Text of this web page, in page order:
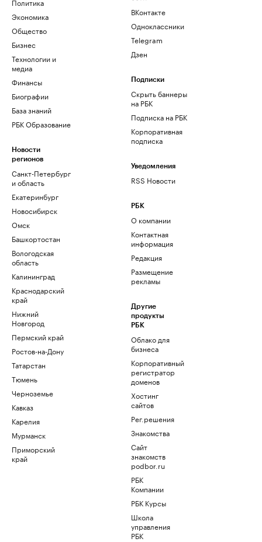
Экономика
Общество
Бизнес
Технологии и
медиа
Финансы
Биографии
База знаний
РБК Образование
Новости
регионов
Санкт-Петербург
и область
Екатеринбург
Новосибирск
Омск
Башкортостан
Вологодская
область
Калининград
Краснодарский
край
Нижний
Новгород
Пермский край
Ростов-на-Дону
Татарстан
Тюмень
Черноземье
Кавказ
Карелия
Мурманск
Приморский
край
ВКонтакте
Одноклассники
Telegram
Дзен
Подписки
Скрыть баннеры
на РБК
Подписка на РБК
Корпоративная
подписка
Уведомления
RSS Новости
РБК
О компании
Контактная
информация
Редакция
Размещение
рекламы
Другие
продукты
РБК
Облако для
бизнеса
Корпоративный
регистратор
доменов
Хостинг
сайтов
Рег.решения
Знакомства
Сайт
знакомств
podbor.ru
РБК
Компании
РБК Курсы
Школа
управления
РБК